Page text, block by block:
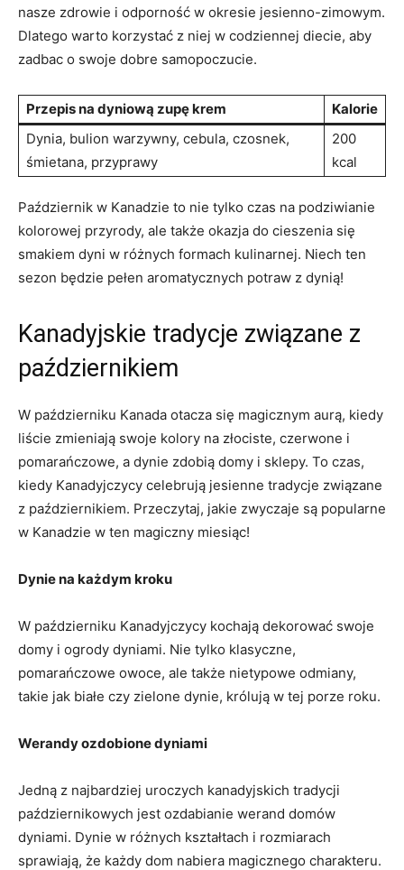
nasze zdrowie i odporność ⁢w okresie jesienno-zimowym.
Dlatego warto korzystać z niej w⁤ codziennej diecie, aby
zadbac​ o swoje dobre samopoczucie.
Przepis na ​dyniową zupę krem
Kalorie
Dynia, bulion warzywny, cebula, czosnek,
śmietana, przyprawy
200
kcal
Październik w Kanadzie to nie tylko ​czas na podziwianie
kolorowej przyrody, ale także okazja do cieszenia się
⁤smakiem dyni w różnych formach ⁤kulinarnej. Niech ⁢ten
sezon będzie pełen aromatycznych potraw z dynią!
Kanadyjskie tradycje związane z
październikiem
W październiku⁣ Kanada otacza się magicznym aurą, kiedy
liście ​zmieniają swoje kolory na złociste, czerwone i⁤
pomarańczowe, ​a dynie zdobią domy i sklepy. To czas,
kiedy Kanadyjczycy celebrują jesienne tradycje ​związane
z ⁢październikiem. ‍Przeczytaj, jakie zwyczaje są popularne
w Kanadzie⁤ w ten magiczny​ miesiąc!
Dynie na każdym kroku
W październiku Kanadyjczycy kochają dekorować ⁣swoje
domy i ogrody dyniami. Nie tylko klasyczne,
pomarańczowe owoce, ale także nietypowe odmiany,
‍takie jak białe czy zielone dynie, królują w tej porze roku.
Werandy ozdobione dyniami
Jedną‍ z najbardziej uroczych kanadyjskich tradycji
październikowych jest ozdabianie werand domów
dyniami. Dynie w różnych kształtach i rozmiarach
sprawiają,⁣ że każdy ⁢dom nabiera magicznego charakteru.